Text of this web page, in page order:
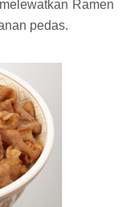
Ramen
pedas.